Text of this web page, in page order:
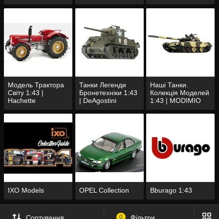
Модель Трактора
Світу 1:43 |
Hachette
Танки Легенди
Бронетехніки 1:43
| DeAgostini
Наші Танки.
Колекція Моделей
1:43 | MODIMIO
Collections
IXO Models OPEL Collection Bburago 1:43
Сортування 0 Фільтри